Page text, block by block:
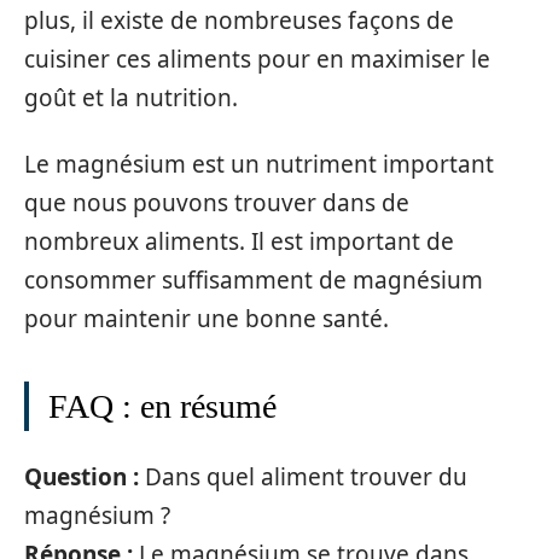
plus, il existe de nombreuses façons de
cuisiner ces aliments pour en maximiser le
goût et la nutrition.
Le magnésium est un nutriment important
que nous pouvons trouver dans de
nombreux aliments. Il est important de
consommer suffisamment de magnésium
pour maintenir une bonne santé.
FAQ : en résumé
Question : Dans quel aliment trouver du
magnésium ?